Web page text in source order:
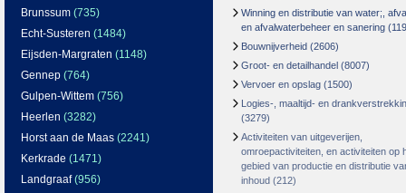
Brunssum (735)
Echt-Susteren (1484)
Eijsden-Margraten (1148)
Gennep (764)
Gulpen-Wittem (756)
Heerlen (3282)
Horst aan de Maas (2241)
Kerkrade (1471)
Landgraaf(956)
Winning en distributie van water;,
en afvalwaterbeheer en sanering
Bouwnijverheid (2606)
Groot- en detailhandel (8007)
Vervoer en opslag (1500)
Logies-, maaltijd- en
(3279)
Activiteiten van uitgeverijen,
omroepactiviteiten, en activiteiten op
gebied van productie en distributie
inhoud (212)